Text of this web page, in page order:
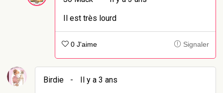
Il est très lourd
0 J'aime Signaler
Birdie -
Il y a 3 ans